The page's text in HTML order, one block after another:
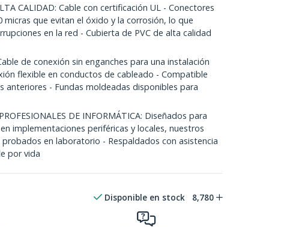
CALIDAD: Cable con certificación UL - Conectores
micras que evitan el óxido y la corrosión, lo que
en la red - Cubierta de PVC de alta calidad
de conexión sin enganches para una instalación
flexible en conductos de cableado - Compatible
anteriores - Fundas moldeadas disponibles para
DE INFORMÁTICA: Diseñados para
implementaciones periféricas y locales, nuestros
en laboratorio - Respaldados con asistencia
por vida
Disponible en stock 8,780